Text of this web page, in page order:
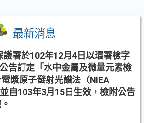
最新消息
護署於102年12月4日以環署檢字
告訂定「水中金屬及微量元素檢
漿原子發射光譜法（NIEA
自103年3月15日生效，檢附公告